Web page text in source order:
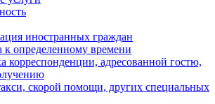
иностранных граждан
к определенному времени
корреспонденции, адресованной гостю,
скорой помощи, других специальных